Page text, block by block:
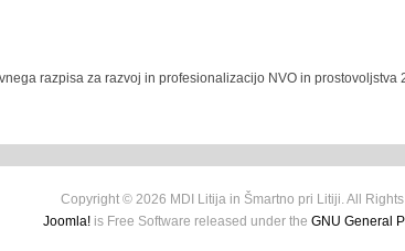
razpisa za razvoj in profesionalizacijo NVO in
Copyright © 2026 MDI Litija in Šmartno pri Litiji. All
Joomla!is Free Software released under the GNU General